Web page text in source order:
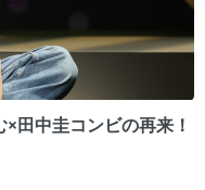
×田中圭コンビの再来！